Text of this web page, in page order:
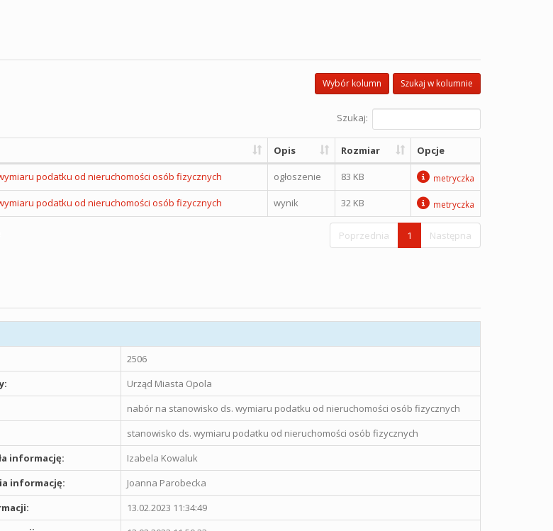
Szukaj w kolumnie
Wybór kolumn
Szukaj:
Opis Rozmiar Opcje
podatku od nieruchomości osób fizycznych ogłoszenie 83 KB metryczka
podatku od nieruchomości osób fizycznych wynik 32 KB metryczka
Poprzednia 1 Następna
2506
Urząd Miasta Opola
nabór na stanowisko ds. wymiaru podatku od nieruchomości osób fizycznych
stanowisko ds. wymiaru podatku od nieruchomości osób fizycznych
informację:
Izabela Kowaluk
informację:
Joanna Parobecka
13.02.2023 11:34:49